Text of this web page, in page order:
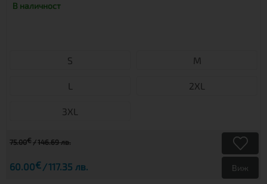
В наличност
S М
L 2XL
3XL
75.00€ 146.69 лв.
60.00€ 117.35 лв. Виж